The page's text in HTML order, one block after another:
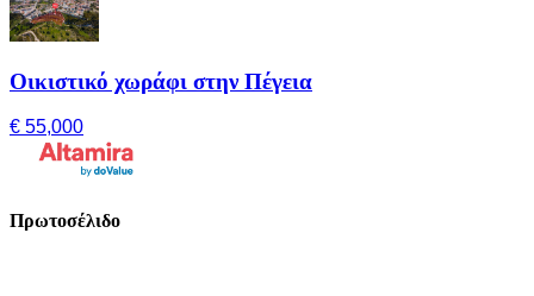
Οικιστικό χωράφι στην Πέγεια
€ 55,000
Πρωτοσέλιδο